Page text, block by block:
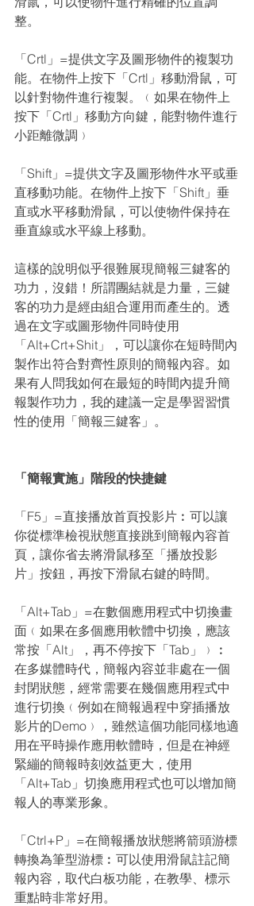
整。
「Crtl」=提供文字及圖形物件的複製功
能。在物件上按下「Crtl」移動滑鼠，可
以針對物件進行複製。﹙如果在物件上
按下「Crtl」移動方向鍵，能對物件進行
小距離微調﹚
「Shift」=提供文字及圖形物件水平或垂
直移動功能。在物件上按下「Shift」垂
直或水平移動滑鼠，可以使物件保持在
垂直線或水平線上移動。
這樣的說明似乎很難展現簡報三鍵客的
功力，沒錯！所謂團結就是力量，三鍵
客的功力是經由組合運用而產生的。透
過在文字或圖形物件同時使用
「Alt+Crt+Shit」，可以讓你在短時間內
製作出符合對齊性原則的簡報內容。如
果有人問我如何在最短的時間內提升簡
報製作功力，我的建議一定是學習習慣
性的使用「簡報三鍵客」。
「簡報實施」階段的快捷鍵
「F5」=直接播放首頁投影片︰可以讓
你從標準檢視狀態直接跳到簡報內容首
頁，讓你省去將滑鼠移至「播放投影
片」按鈕，再按下滑鼠右鍵的時間。
「Alt+Tab」=在數個應用程式中切換畫
面﹙如果在多個應用軟體中切換，應該
常按「Alt」，再不停按下「Tab」﹚︰
在多媒體時代，簡報內容並非處在一個
封閉狀態，經常需要在幾個應用程式中
進行切換﹙例如在簡報過程中穿插播放
影片的Demo﹚，雖然這個功能同樣地適
用在平時操作應用軟體時，但是在神經
緊繃的簡報時刻效益更大，使用
「Alt+Tab」切換應用程式也可以增加簡
報人的專業形象。
「Ctrl+P」=在簡報播放狀態將箭頭游標
轉換為筆型游標︰可以使用滑鼠註記簡
報內容，取代白板功能，在教學、標示
重點時非常好用。